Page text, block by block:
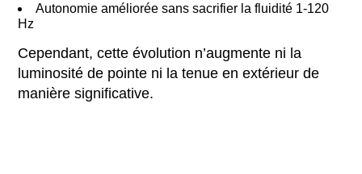
Autonomie améliorée sans sacrifier la fluidité 1-120
Hz
Cependant, cette évolution n’augmente ni la
luminosité de pointe ni la tenue en extérieur de
manière significative.